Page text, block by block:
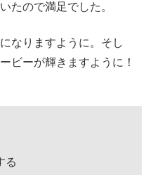
たので満足でした。
なりますように。そし
ビーが輝きますように！
る